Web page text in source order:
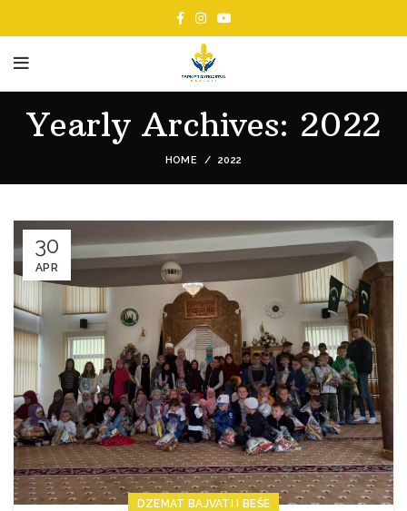
Yearly Archives: 2022
HOME 2022
30
APR
DZEMAT BAJVATI I BEŠE